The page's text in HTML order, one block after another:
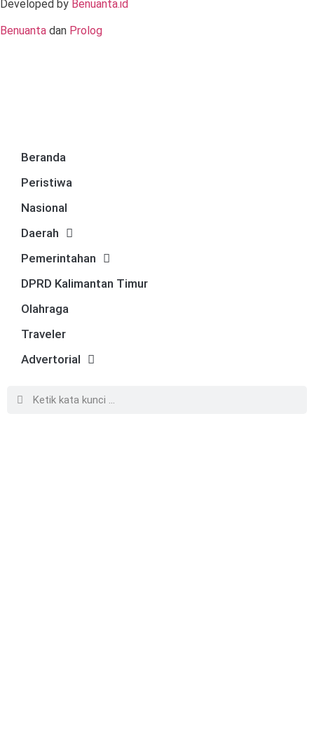
Developed by Benuanta.id
Benuanta dan Prolog
Beranda
Peristiwa
Nasional
Daerah
Pemerintahan
DPRD Kalimantan Timur
Olahraga
Traveler
Advertorial